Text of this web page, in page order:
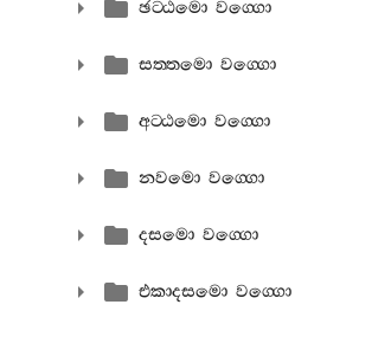
ඡට‍්ඨමො වග‍්ගො
සත‍්තමො වග‍්ගො
අට‍්ඨමො වග‍්ගො
නවමො වග‍්ගො
දසමො වග‍්ගො
එකාදසමො වග‍්ගො